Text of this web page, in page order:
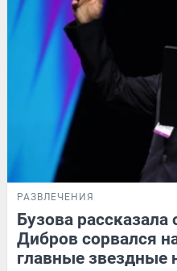
РАЗВЛЕЧЕНИЯ
Бузова рассказала
Дибров сорвался
главные звездные